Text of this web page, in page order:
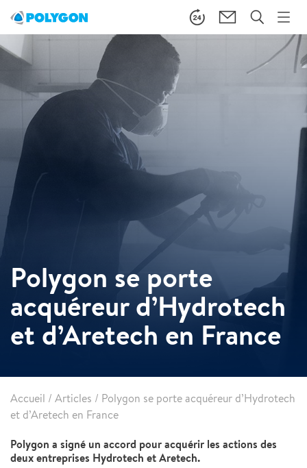
Polygon se porte
acquéreur d’Hydrotech
et d’Aretech en France
Accueil / Articles / Polygon se porte acquéreur d’Hydrotech
et d’Aretech en France
Polygon a signé un accord pour acquérir les actions des
deux entreprises Hydrotech et Aretech.